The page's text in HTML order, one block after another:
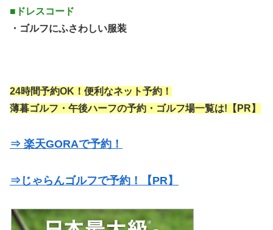
■ドレスコード
・ゴルフにふさわしい服装
24時間予約OK！便利なネット予約！
薄暮ゴルフ・午後ハーフの予約・ゴルフ場一覧は!【PR】
⇒ 楽天GORAで予約！
⇒じゃらんゴルフで予約！【PR】